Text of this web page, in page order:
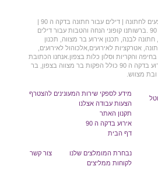
באתר 123 מזל טוב תמצאו מבצעים לחתונה | דילים עבור חתונה בדקה ה 90 |
פתרונות עבור כל אירוע בדקה ה 90 .ברשותנו קופוני הנחה והטבות עבור דילים
לבנה, תכנון אירוע בר מצווה, תכנון
אטרקציות לאירועים,אלכוהול לאירועים,
והקריות וסלון כלות בצפון.אנחנו הכתובת
וברשותנו הפתרונות עבור כל אירוע בדקה ה 90 כולל הפקות בר מצווה בצפון, בר
מצווש.
מידע לספקי שירות המעונינים להצטרף
הצעות עבודה אצלנו
תקנון האתר
אירוע בדקה ה 90
דף הבית
נבחרת המומלצים שלנו
לקוחות ממליצים
צור קשר